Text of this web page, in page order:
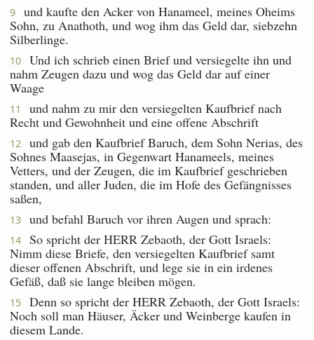
9
und kaufte den Acker von Hanameel, meines Oheims
Sohn, zu Anathoth, und wog ihm das Geld dar, siebzehn
Silberlinge.
10
Und ich schrieb einen Brief und versiegelte ihn und
nahm Zeugen dazu und wog das Geld dar auf einer
Waage
11
und nahm zu mir den versiegelten Kaufbrief nach
Recht und Gewohnheit und eine offene Abschrift
12
und gab den Kaufbrief Baruch, dem Sohn Nerias, des
Sohnes Maasejas, in Gegenwart Hanameels, meines
Vetters, und der Zeugen, die im Kaufbrief geschrieben
standen, und aller Juden, die im Hofe des Gefängnisses
saßen,
13 und befahl Baruch vor ihren Augen und sprach:
14
So spricht der HERR Zebaoth, der Gott Israels:
Nimm diese Briefe, den versiegelten Kaufbrief samt
dieser offenen Abschrift, und lege sie in ein irdenes
Gefäß, daß sie lange bleiben mögen.
15
Denn so spricht der HERR Zebaoth, der Gott Israels:
Noch soll man Häuser, Äcker und Weinberge kaufen in
diesem Lande.